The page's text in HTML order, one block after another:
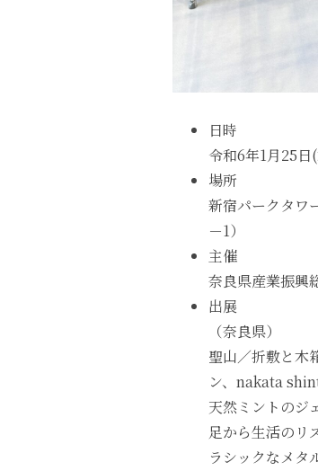
日時
令和6年1月25
場所
新宿パークタワ
－1）
主催
奈良県産業振興
出展
（奈良県）
聖山／折敷と木
ン、nakata
天然ミントのジ
足から生活のリ
ラシックなメタ